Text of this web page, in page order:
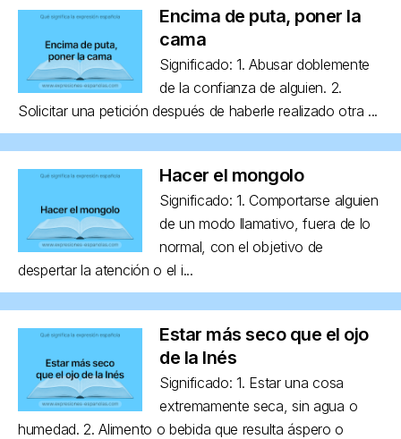
Encima de puta, poner la
cama
Significado: 1. Abusar doblemente
de la confianza de alguien. 2.
Solicitar una petición después de haberle realizado otra ...
Hacer el mongolo
Significado: 1. Comportarse alguien
de un modo llamativo, fuera de lo
normal, con el objetivo de
despertar la atención o el i...
Estar más seco que el ojo
de la Inés
Significado: 1. Estar una cosa
extremamente seca, sin agua o
humedad. 2. Alimento o bebida que resulta áspero o